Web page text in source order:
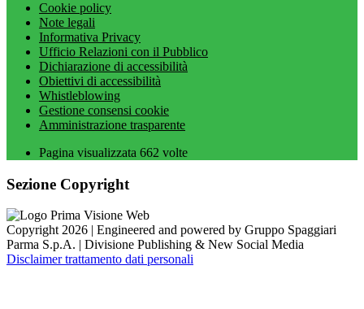
Cookie policy
Note legali
Informativa Privacy
Ufficio Relazioni con il Pubblico
Dichiarazione di accessibilità
Obiettivi di accessibilità
Whistleblowing
Gestione consensi cookie
Amministrazione trasparente
Pagina visualizzata 662 volte
Sezione Copyright
Copyright 2026 | Engineered and powered by Gruppo Spaggiari
Parma S.p.A. | Divisione Publishing & New Social Media
Disclaimer trattamento dati personali